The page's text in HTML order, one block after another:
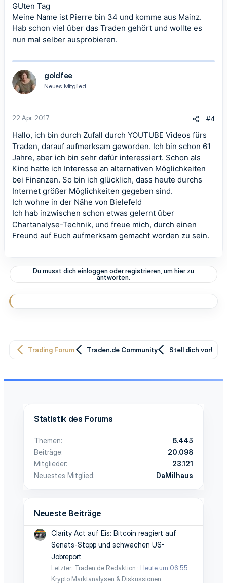
GUten Tag
Meine Name ist Pierre bin 34 und komme aus Mainz.
Hab schon viel über das Traden gehört und wollte es
nun mal selber ausprobieren.
goldfee
Neues Mitglied
22 Apr. 2017 #4
Hallo, ich bin durch Zufall durch YOUTUBE Videos fürs
Traden, darauf aufmerksam geworden. Ich bin schon 61
Jahre, aber ich bin sehr dafür interessiert. Schon als
Kind hatte ich Interesse an alternativen Möglichkeiten
bei Finanzen. So bin ich glücklich, dass heute durchs
Internet größer Möglichkeiten gegeben sind.
Ich wohne in der Nähe von Bielefeld
Ich hab inzwischen schon etwas gelernt über
Chartanalyse-Technik, und freue mich, durch einen
Freund auf Euch aufmerksam gemacht worden zu sein.
Du musst dich einloggen oder registrieren, um hier zu
antworten.
Trading Forum Traden.de Community Stell dich vor!
Statistik des Forums
Themen
6.445
Beiträge
20.098
Mitglieder
23.121
Neuestes Mitglied
DaMilhaus
Neueste Beiträge
Clarity Act auf Eis: Bitcoin reagiert auf
Senats-Stopp und schwachen US-
Jobreport
Letzter: Traden.de Redaktion
Heute um 06:55
Krypto Marktanalysen & Diskussionen